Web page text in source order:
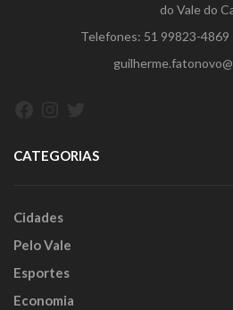
do Vale do
Telefones: 51 99823-4869
CATEGORIAS
Cidades
Pelo Vale
Esportes
Economia